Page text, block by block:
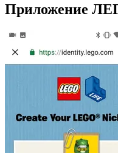
Приложение